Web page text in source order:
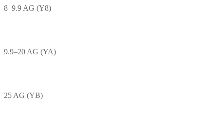
8–9.9 AG (Y8)
9.9–20 AG (YA)
25 AG (YB)